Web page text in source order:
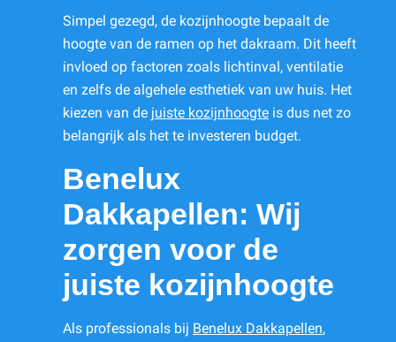
Simpel gezegd, de kozijnhoogte bepaalt de
hoogte van de ramen op het dakraam. Dit heeft
invloed op factoren zoals lichtinval, ventilatie
en zelfs de algehele esthetiek van uw huis. Het
kiezen van de juiste kozijnhoogte is dus net zo
belangrijk als het te investeren budget.
Benelux
Dakkapellen: Wij
zorgen voor de
juiste kozijnhoogte
Als professionals bij Benelux Dakkapellen,